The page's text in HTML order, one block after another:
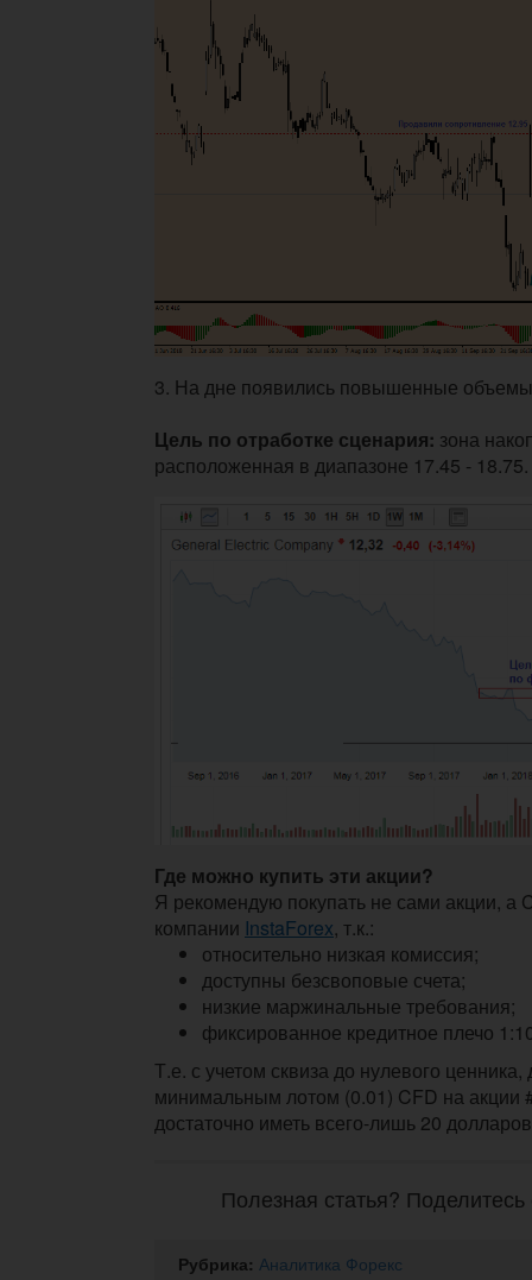
3. На дне появились повышенные
Цель по отработке сценария: зона
расположенная в диапазоне 17.45 - 18.75.
Где можно купить эти акции?
Я рекомендую покупать не сами акции, а
компании InstaForex, т.к.:
относительно низкая комиссия;
доступны безсвоповые счета;
низкие маржинальные требования;
фиксированное кредитное плечо
Т.е. с учетом сквиза до нулевого ценника,
минимальным лотом (0.01) CFD на акции
достаточно иметь всего-лишь 20
Полезная статья?
Рубрика: Аналитика Форекс